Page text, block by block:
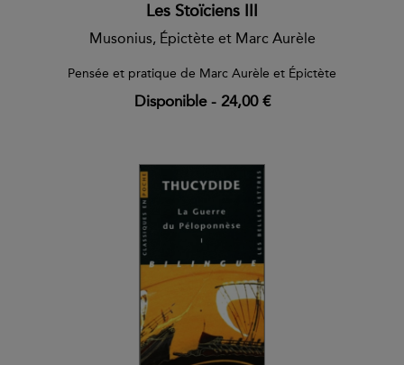
Les Stoïciens III
Musonius, Épictète et Marc Aurèle
Pensée et pratique de Marc Aurèle et Épictète
Disponible- 24,00 €